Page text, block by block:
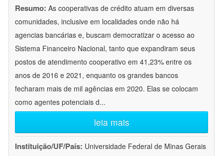
Resumo: As cooperativas de crédito atuam em diversas
comunidades, inclusive em localidades onde não há
agencias bancárias e, buscam democratizar o acesso ao
Sistema Financeiro Nacional, tanto que expandiram seus
postos de atendimento cooperativo em 41,23% entre os
anos de 2016 e 2021, enquanto os grandes bancos
fecharam mais de mil agências em 2020. Elas se colocam
como agentes potenciais d...
leia mais
Instituição/UF/País: Universidade Federal de Minas Gerais